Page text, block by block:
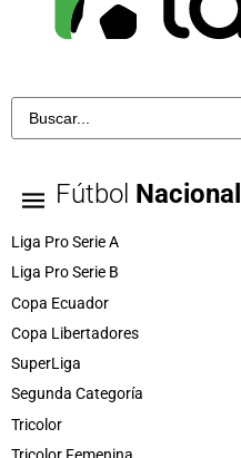
Fútbol Nacional
Liga Pro Serie A
Liga Pro Serie B
Copa Ecuador
Copa Libertadores
SuperLiga
Segunda Categoría
Tricolor